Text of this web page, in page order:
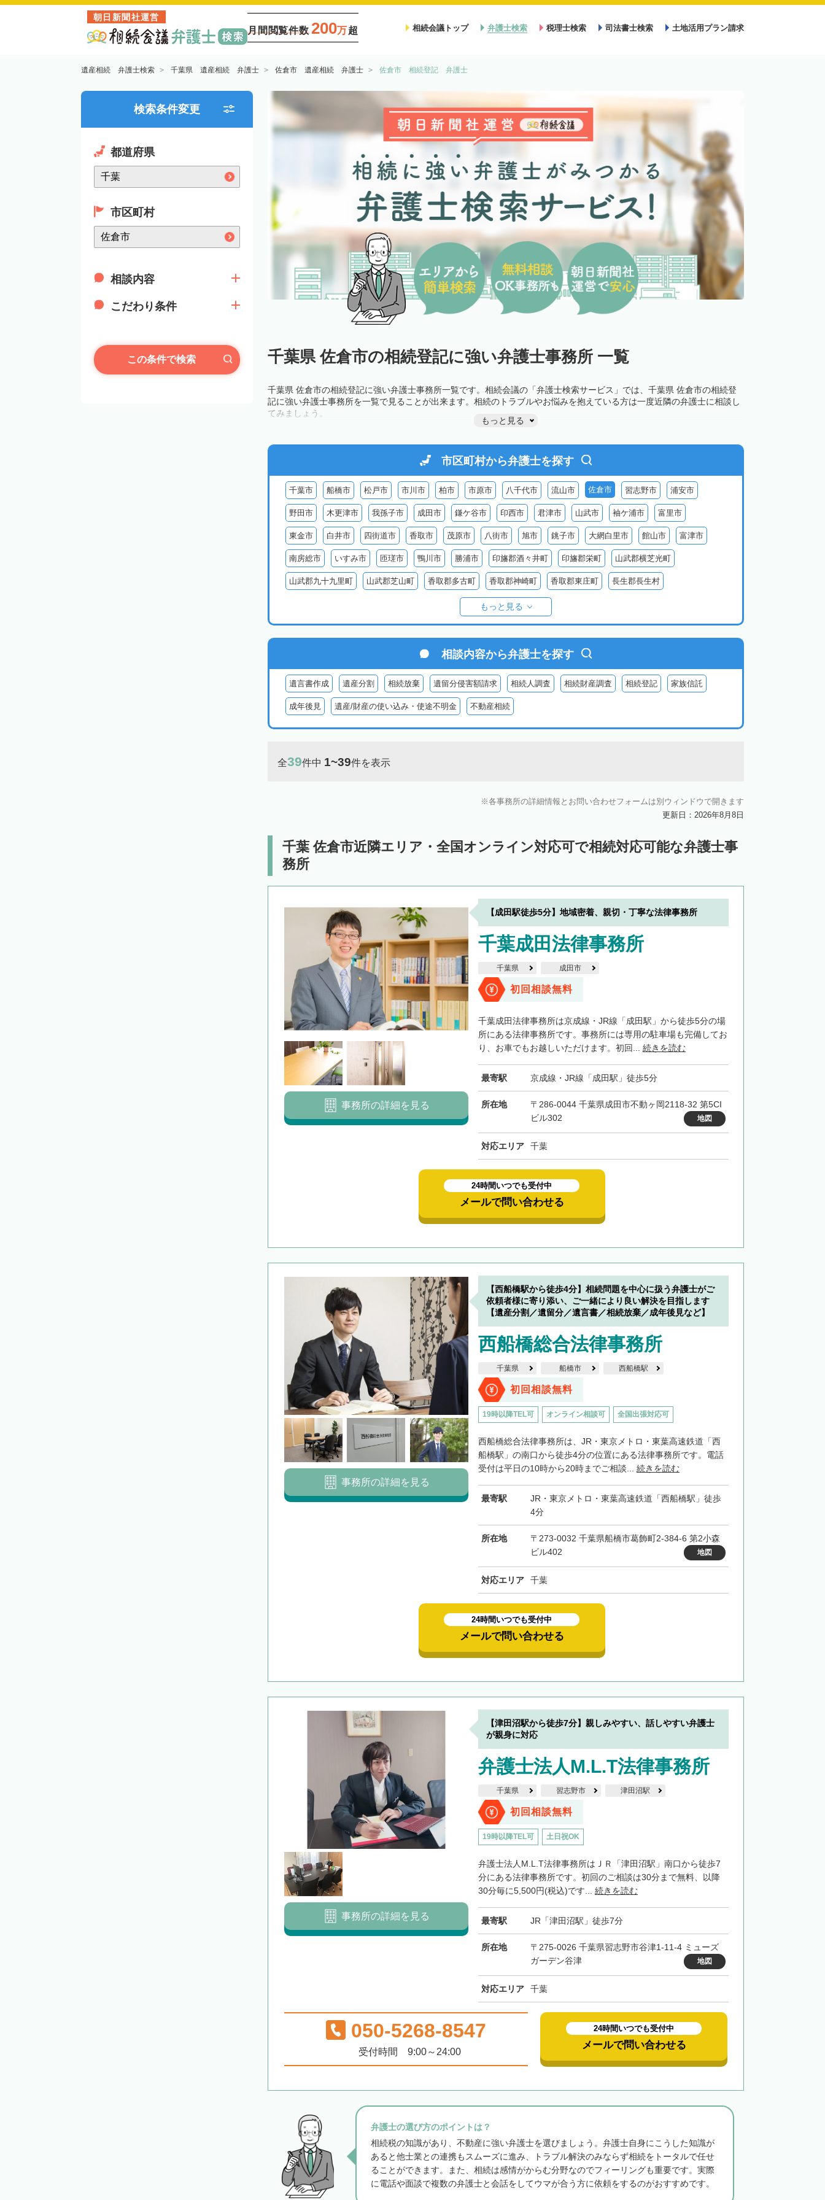
朝日新聞社運営
月間閲覧件数 200万超 相続会議トップ 弁護士検索 税理士検索 司法書士検索 土地活用プラン請求
遺産相続 弁護士検索 千葉県 遺産相続 弁護士 佐倉市 遺産相続 弁護士 佐倉市 相続登記 弁護士
検索条件変更
都道府県
市区町村
相談内容
こだわり条件
この条件で検索 千葉県 佐倉市の相続登記に強い弁護士事務所 一覧
千葉県 佐倉市の相続登記に強い弁護士事務所一覧です。相続会議の「弁護士検索サービス」では、千葉県 佐倉市の相続登
記に強い弁護士事務所を一覧で見ることが出来ます。相続のトラブルやお悩みを抱えている方は一度近隣の弁護士に相談し
てみましょう。
もっと見る
市区町村から弁護士を探す
千葉市 船橋市 松戸市 市川市 柏市 市原市 八千代市 流山市 佐倉市 習志野市 浦安市
野田市 木更津市 我孫子市 成田市 鎌ケ谷市 印西市 君津市 山武市 袖ケ浦市 富里市
東金市 白井市 四街道市 香取市 茂原市 八街市 旭市 銚子市 大網白里市 館山市 富津市
南房総市 いすみ市 匝瑳市 鴨川市 勝浦市 印旛郡酒々井町 印旛郡栄町 山武郡横芝光町
山武郡九十九里町 山武郡芝山町 香取郡多古町 香取郡神崎町 香取郡東庄町 長生郡長生村
長生郡睦沢町
安房郡鋸南町
もっと見る
相談内容から弁護士を探す
遺言書作成 遺産分割 相続放棄 遺留分侵害額請求 相続人調査 相続財産調査 相続登記 家族信託
成年後見 遺産/財産の使い込み・使途不明金 不動産相続
全39件中 1~39件を表示
各事務所の詳細情報とお問い合わせフォームは別ウィンドウで開きます
更新日：2026年8月8日
千葉 佐倉市近隣エリア・全国オンライン対応可で相続対応可能な弁護士事
務所
【成田駅徒歩5分】地域密着、親切・丁寧な法律事務所
千葉成田法律事務所
千葉県 成田市
初回相談無料
千葉成田法律事務所は京成線・JR線「成田駅」から徒歩5分の場
所にある法律事務所です。事務所には専用の駐車場も完備してお
り、お車でもお越しいただけます。初回... 続きを読む
最寄駅 京成線・JR線「成田駅」徒歩5分
所在地
〒286-0044 千葉県成田市不動ヶ岡2118-32 第5CI
ビル302
地図
対応エリア 千葉
事務所の詳細を見る
24時間いつでも受付中
メールで問い合わせる
【西船橋駅から徒歩4分】相続問題を中心に扱う弁護士がご
依頼者様に寄り添い、ご一緒により良い解決を目指します
【遺産分割／遺留分／遺言書／相続放棄／成年後見など】
西船橋総合法律事務所
千葉県 船橋市 西船橋駅
初回相談無料
19時以降TEL可 オンライン相談可 全国出張対応可
西船橋総合法律事務所は、JR・東京メトロ・東葉高速鉄道「西
船橋駅」の南口から徒歩4分の位置にある法律事務所です。電話
受付は平日の10時から20時までご相談... 続きを読む
最寄駅
JR・東京メトロ・東葉高速鉄道「西船橋駅」徒歩
4分
所在地
〒273-0032 千葉県船橋市葛飾町2-384-6 第2小森
ビル402
地図
対応エリア 千葉
事務所の詳細を見る
24時間いつでも受付中
メールで問い合わせる
【津田沼駅から徒歩7分】親しみやすい、話しやすい弁護士
が親身に対応
弁護士法人M.L.T法律事務所
千葉県 習志野市 津田沼駅
初回相談無料
19時以降TEL可 土日祝OK
弁護士法人M.L.T法律事務所はＪＲ「津田沼駅」南口から徒歩7
分にある法律事務所です。初回のご相談は30分まで無料、以降
30分毎に5,500円(税込)です... 続きを読む
最寄駅 JR「津田沼駅」徒歩7分
所在地
〒275-0026 千葉県習志野市谷津1-11-4 ミューズ
ガーデン谷津
地図
対応エリア 千葉
事務所の詳細を見る
050-5268-8547
受付時間 9:00～24:00
24時間いつでも受付中
メールで問い合わせる
弁護士の選び方のポイントは？
相続税の知識があり、不動産に強い弁護士を選びましょう。弁護士自身にこうした知識が
あると他士業との連携もスムーズに進み、トラブル解決のみならず相続をトータルで任せ
ることができます。また、相続は感情がからむ分野なのでフィーリングも重要です。実際
に電話や面談で複数の弁護士と会話をしてウマが合う方に依頼をするのがおすすめです。